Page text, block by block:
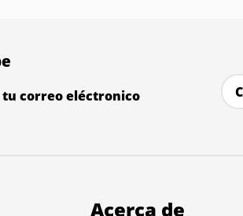
tu correo eléctronico
Acerca de